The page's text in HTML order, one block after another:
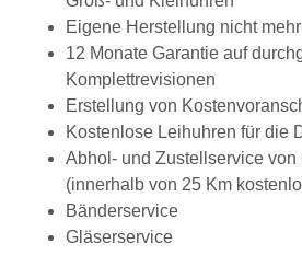
Eigene Herstellung nicht
12 Monate Garantie auf
Komplettrevisionen
Erstellung von
Kostenlose Leihuhren für die
Abhol- und Zustellservice von
(innerhalb von 25 Km
Bänderservice
Gläserservice